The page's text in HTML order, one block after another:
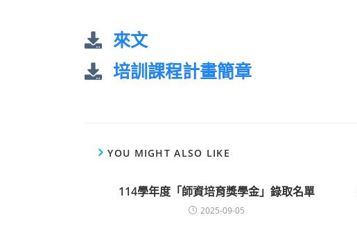
來文
培訓課程計畫簡章
YOU MIGHT ALSO LIKE
114學年度「師資培育獎學金」錄取名單
2025-09-05